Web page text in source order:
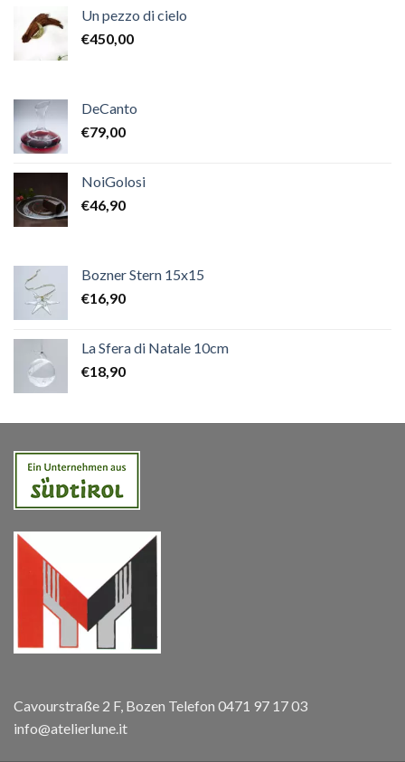
Un pezzo di cielo
€450,00
DeCanto
€79,00
NoiGolosi
€46,90
Bozner Stern 15x15
€16,90
La Sfera di Natale 10cm
€18,90
Cavourstraße 2 F, Bozen Telefon 0471 97 17 03
info@atelierlune.it